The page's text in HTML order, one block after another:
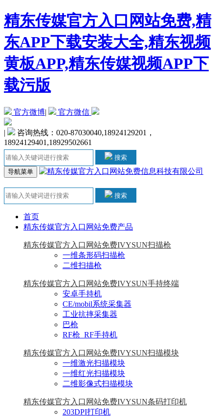
精东传媒官方入口网站免费,精
东APP下载安装大全,精东视频
黄板APP,精东传媒视频APP下
载污版
官方微博| 官方微信
|
咨询热线：020-87030040,18924129201，
18924129401,18929502661
搜索
导航菜单
搜索
首页
精东传媒官方入口网站免费产品
精东传媒官方入口网站免费IVYSUN扫描枪
一维条形码扫描枪
二维扫描枪
精东传媒官方入口网站免费IVYSUN手持终端
安卓手持机
CE/mobil系统采集器
工业抗摔采集器
巴枪
RF枪_RF手持机
精东传媒官方入口网站免费IVYSUN扫描模块
一维激光扫描模块
一维红光扫描模块
二维影像式扫描模块
精东传媒官方入口网站免费IVYSUN条码打印机
203DPI打印机